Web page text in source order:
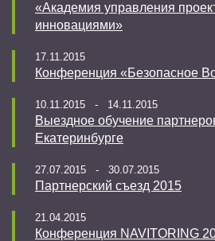
«Академия управления
инновациями»
17.11.2015
Конференция «Безопасное
10.11.2015 - 14.11.2015
Выездное обучение
Екатеринбурге
27.07.2015 - 30.07.2015
Партнерский съезд 2015
21.04.2015
Конференция NAVITORING